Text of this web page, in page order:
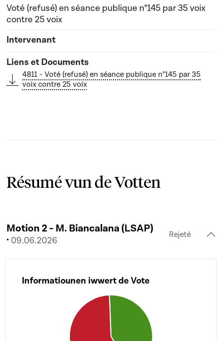
Voté (refusé) en séance publique n°145 par 35 voix
contre 25 voix
4811 - Voté (refusé) en séance publique n°145 par 35
voix contre 25 voix
Résumé vun de Votten
Motion 2 - M. Biancalana (LSAP)
· 09.06.2026
Rejeté
Informatiounen iwwert de Vote